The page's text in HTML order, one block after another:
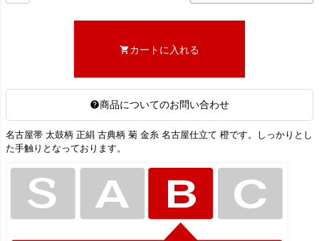
カートに入れる
商品についてのお問い合わせ
名古屋帯 太鼓柄 正絹 古典柄 菊 金糸 名古屋仕立て 橙です。しっかりとし
た手触りとなっております。